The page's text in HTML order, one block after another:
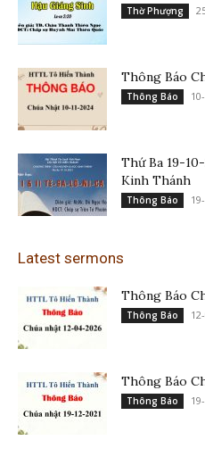
Thờ Phượng
Thông Báo
Thông Báo
Thứ Ba 19-
Kinh Thánh
Thông Báo
Latest sermons
Thông Báo
Thông Báo
Thông Báo
Thông Báo